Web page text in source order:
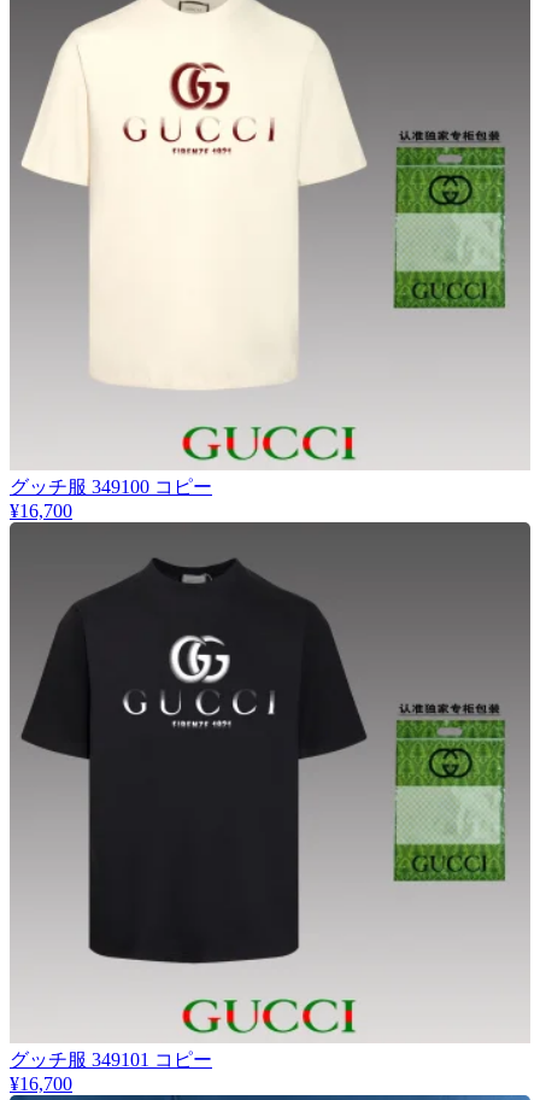
グッチ服 349100 コピー
¥16,700
グッチ服 349101 コピー
¥16,700